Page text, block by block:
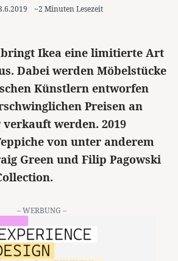
~2 Minuten Lesezeit
bringt Ikea eine limitierte Art
Dabei werden Möbelstücke
Künstlern entworfen
Preisen an
werden. 2019
von unter anderem
Green und Filip Pagowski
– WERBUNG –